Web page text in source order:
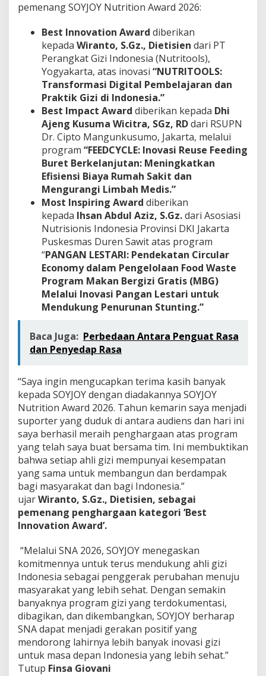
pemenang SOYJOY Nutrition Award 2026:
Best Innovation Award diberikan
kepada Wiranto, S.Gz., Dietisien dari PT
Perangkat Gizi Indonesia (Nutritools),
Yogyakarta, atas inovasi “NUTRITOOLS:
Transformasi Digital Pembelajaran dan
Praktik Gizi di Indonesia.”
Best Impact Award diberikan kepada Dhi
Ajeng Kusuma Wicitra, SGz, RDdari RSUPN
Dr. Cipto Mangunkusumo, Jakarta, melalui
program “FEEDCYCLE: Inovasi Reuse Feeding
Buret Berkelanjutan: Meningkatkan
Efisiensi Biaya Rumah Sakit dan
Mengurangi Limbah Medis.”
Most Inspiring Award diberikan
kepada Ihsan Abdul Aziz, S.Gz.dari Asosiasi
Nutrisionis Indonesia Provinsi DKI Jakarta
Puskesmas Duren Sawit atas program
“PANGAN LESTARI: Pendekatan Circular
Economy dalam Pengelolaan Food Waste
Program Makan Bergizi Gratis (MBG)
Melalui Inovasi Pangan Lestari untuk
Mendukung Penurunan Stunting.”
Baca Juga: Perbedaan Antara Penguat Rasa
dan Penyedap Rasa
“Saya ingin mengucapkan terima kasih banyak
kepada SOYJOY dengan diadakannya SOYJOY
Nutrition Award 2026. Tahun kemarin saya menjadi
suporter yang duduk di antara audiens dan hari ini
saya berhasil meraih penghargaan atas program
yang telah saya buat bersama tim. Ini membuktikan
bahwa setiap ahli gizi mempunyai kesempatan
yang sama untuk membangun dan berdampak
bagi masyarakat dan bagi Indonesia.”
ujarWiranto, S.Gz., Dietisien, sebagai
pemenang penghargaan kategori ‘Best
Innovation Award’.
“Melalui SNA 2026, SOYJOY menegaskan
komitmennya untuk terus mendukung ahli gizi
Indonesia sebagai penggerak perubahan menuju
masyarakat yang lebih sehat. Dengan semakin
banyaknya program gizi yang terdokumentasi,
dibagikan, dan dikembangkan, SOYJOY berharap
SNA dapat menjadi gerakan positif yang
mendorong lahirnya lebih banyak inovasi gizi
untuk masa depan Indonesia yang lebih sehat.”
Tutup Finsa Giovani